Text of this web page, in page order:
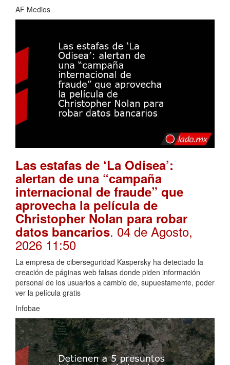
AF Medios
Las estafas de ‘La Odisea’:
alertan de una “campaña
internacional de fraude” que
aprovecha la película de
Christopher Nolan para robar
datos bancarios. 04 de Agosto,
2026 11:50
La empresa de ciberseguridad Kaspersky ha detectado la
creación de páginas web falsas donde piden información
personal de los usuarios a cambio de, supuestamente, poder
ver la película gratis
Infobae